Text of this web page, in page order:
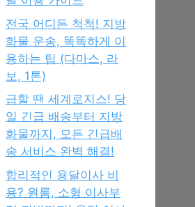
전국 어디든 척척! 지방
화물 운송, 똑똑하게 이
용하는 팁 (다마스, 라
보, 1톤)
급할 땐 세계로지스! 당
일 긴급 배송부터 지방
화물까지, 모든 긴급배
송 서비스 완벽 해결!
합리적인 용달이사 비
용? 원룸, 소형 이사부